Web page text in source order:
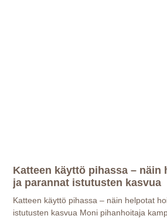
Katteen käyttö pihassa – näin
ja parannat istutusten kasvua
Katteen käyttö pihassa – näin helpotat
istutusten kasvua Moni pihanhoitaja